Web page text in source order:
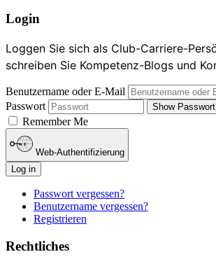
Login
Loggen Sie sich als Club-Carriere-
schreiben Sie Kompetenz-Blogs und
Benutzername oder E-Mail
Passwort
Show Passwort
Remember Me
Web-Authentifizierung
Log in
Passwort vergessen?
Benutzername vergessen?
Registrieren
Rechtliches